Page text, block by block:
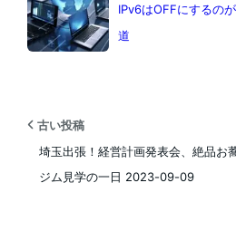
IPv6はOFFにするの
道
古い投稿
埼玉出張！経営計画発表会、絶品お
ジム見学の一日 2023-09-09